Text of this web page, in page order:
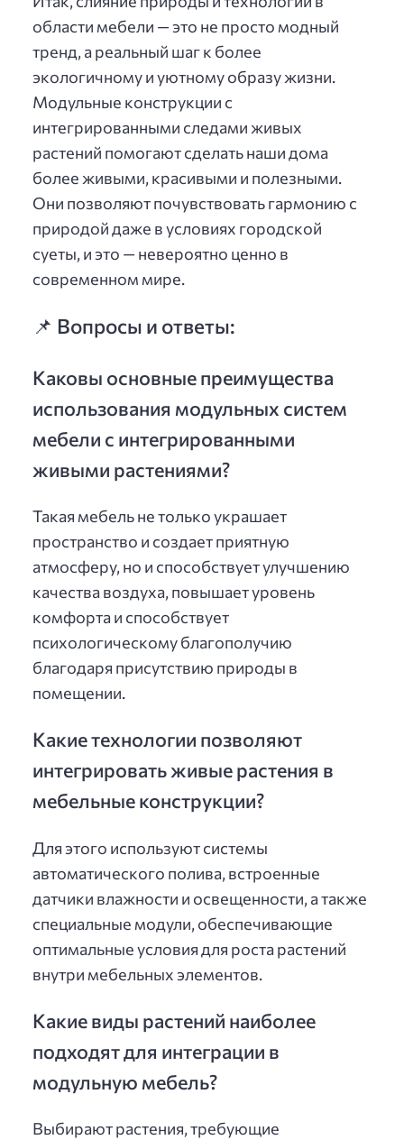
области мебели — это не просто модный
тренд, а реальный шаг к более
экологичному и уютному образу жизни.
Модульные конструкции с
интегрированными следами живых
растений помогают сделать наши дома
более живыми, красивыми и полезными.
Они позволяют почувствовать гармонию с
природой даже в условиях городской
суеты, и это — невероятно ценно в
современном мире.
📌 Вопросы и ответы:
Каковы основные преимущества
использования модульных систем
мебели с интегрированными
живыми растениями?
Такая мебель не только украшает
пространство и создает приятную
атмосферу, но и способствует улучшению
качества воздуха, повышает уровень
комфорта и способствует
психологическому благополучию
благодаря присутствию природы в
помещении.
Какие технологии позволяют
интегрировать живые растения в
мебельные конструкции?
Для этого используют системы
автоматического полива, встроенные
датчики влажности и освещенности, а также
специальные модули, обеспечивающие
оптимальные условия для роста растений
внутри мебельных элементов.
Какие виды растений наиболее
подходят для интеграции в
модульную мебель?
Выбирают растения, требующие